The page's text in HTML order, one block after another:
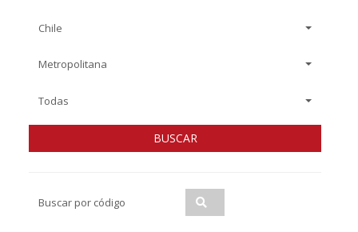
Chile
Metropolitana
Todas
BUSCAR